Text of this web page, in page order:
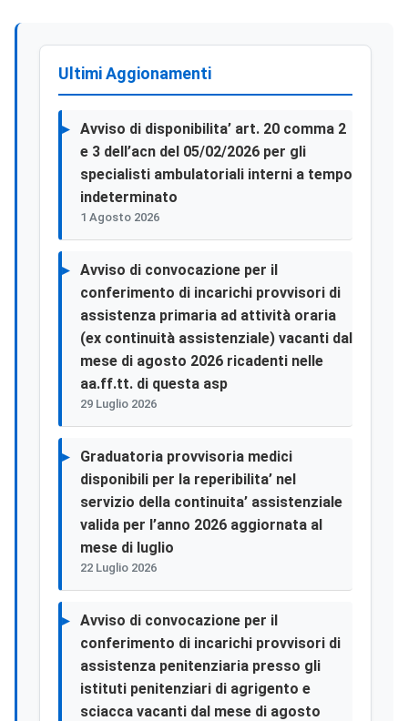
Ultimi Aggionamenti
Avviso di disponibilita’ art. 20 comma 2
e 3 dell’acn del 05/02/2026 per gli
specialisti ambulatoriali interni a tempo
indeterminato
1 Agosto 2026
Avviso di convocazione per il
conferimento di incarichi provvisori di
assistenza primaria ad attività oraria
(ex continuità assistenziale) vacanti dal
mese di agosto 2026 ricadenti nelle
aa.ff.tt. di questa asp
29 Luglio 2026
Graduatoria provvisoria medici
disponibili per la reperibilita’ nel
servizio della continuita’ assistenziale
valida per l’anno 2026 aggiornata al
mese di luglio
22 Luglio 2026
Avviso di convocazione per il
conferimento di incarichi provvisori di
assistenza penitenziaria presso gli
istituti penitenziari di agrigento e
sciacca vacanti dal mese di agosto